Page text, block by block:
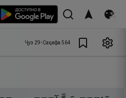
Ҷуз 29•Саҳифа 564